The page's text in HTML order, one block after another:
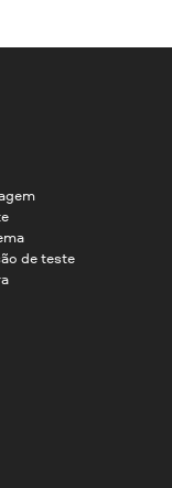
de teste